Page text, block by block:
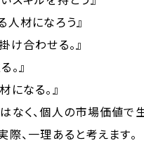
人材になろう』
け合わせる。』
。』
になる。』
なく、個人の市場価値で生
際、一理あると考えます。